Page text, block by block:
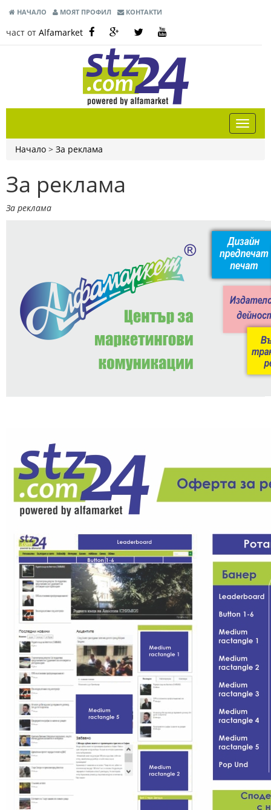
НАЧАЛО МОЯТ ПРОФИЛ КОНТАКТИ
част от Alfamarket
Начало > За реклама
За реклама
За реклама